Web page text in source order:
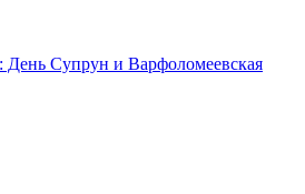
День Супрун и Варфоломеевская